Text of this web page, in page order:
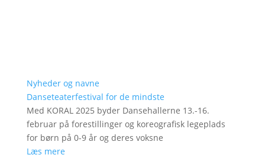
Nyheder og navne
Danseteaterfestival for de mindste
Med KORAL 2025 byder Dansehallerne 13.-16.
februar på forestillinger og koreografisk legeplads
for børn på 0-9 år og deres voksne
Læs mere